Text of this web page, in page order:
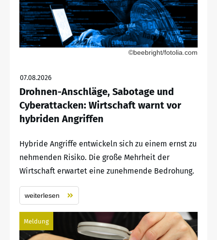
©beebright/fotolia.com
07.08.2026
Drohnen-Anschläge, Sabotage und
Cyberattacken: Wirtschaft warnt vor
hybriden Angriffen
Hybride Angriffe entwickeln sich zu einem ernst zu
nehmenden Risiko. Die große Mehrheit der
Wirtschaft erwartet eine zunehmende Bedrohung.
weiterlesen
Meldung